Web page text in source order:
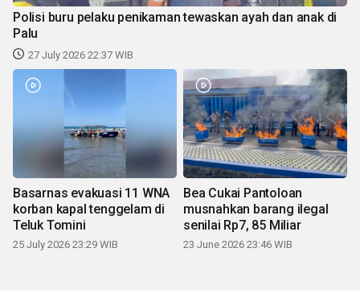
Polisi buru pelaku penikaman tewaskan ayah dan anak di
Palu
27 July 2026 22:37 WIB
Basarnas evakuasi 11 WNA
korban kapal tenggelam di
Teluk Tomini
25 July 2026 23:29 WIB
Bea Cukai Pantoloan
musnahkan barang ilegal
senilai Rp7, 85 Miliar
23 June 2026 23:46 WIB